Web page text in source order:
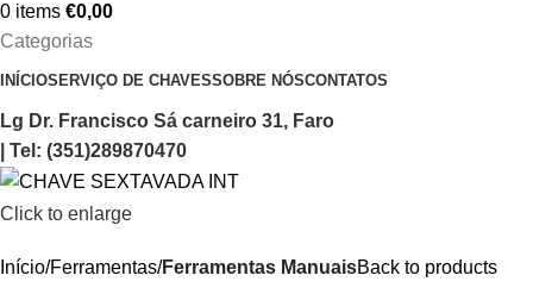
0 items €0,00
Categorias
INÍCIOSERVIÇO DE CHAVESSOBRE NÓSCONTATOS
Lg Dr. Francisco Sá carneiro 31, Faro
| Tel: (351)289870470
Click to enlarge
Início Ferramentas Ferramentas ManuaisBack to products